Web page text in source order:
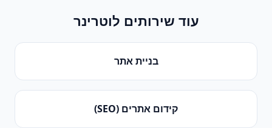
עוד שירותים לוטרינר
בניית אתר
קידום אתרים (SEO)